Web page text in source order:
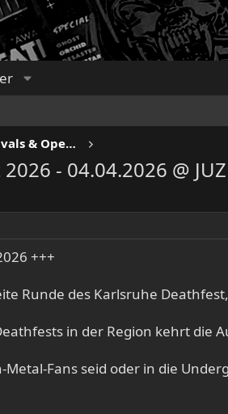
NO SLEEP TILL LIVE - Festivals & Open Airs
- 04.04.2026 @
+++
Runde des Karlsruhe
in der Region kehrt
Fans seid oder in die